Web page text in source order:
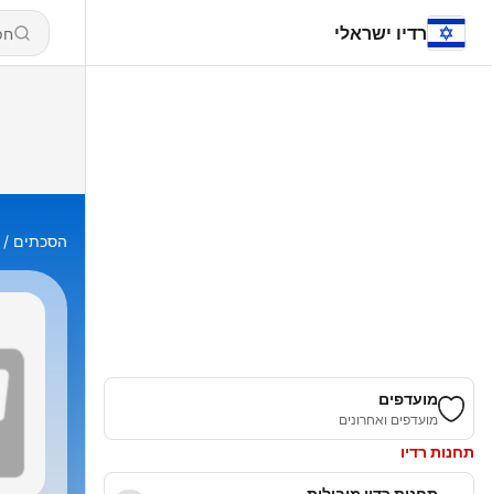
רדיו ישראלי
מועדפים
מועדפים ואחרונים
תחנות רדיו
הסכתים